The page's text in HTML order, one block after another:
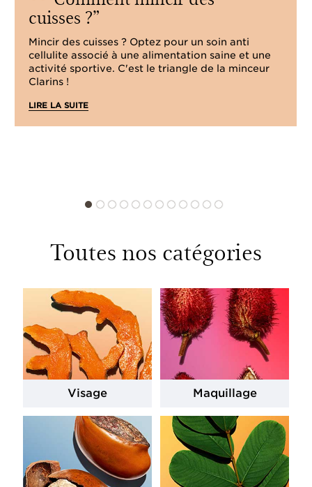
cuisses ?
Mincir des cuisses ? Optez pour un soin anti
cellulite associé à une alimentation saine et une
activité sportive. C'est le triangle de la minceur
Clarins !
LIRE LA SUITE
Toutes nos catégories
Visage Maquillage